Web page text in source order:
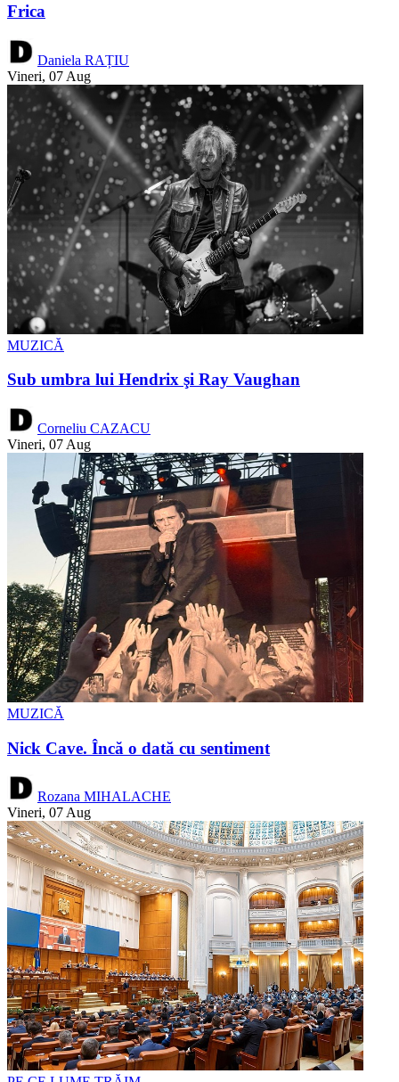
Frica
Daniela RAȚIU
Vineri, 07 Aug
MUZICĂ
Sub umbra lui Hendrix şi Ray Vaughan
Corneliu CAZACU
Vineri, 07 Aug
MUZICĂ
Nick Cave. Încă o dată cu sentiment
Rozana MIHALACHE
Vineri, 07 Aug